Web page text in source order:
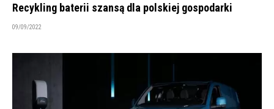
Recykling baterii szansą dla polskiej gospodarki
09/09/2022